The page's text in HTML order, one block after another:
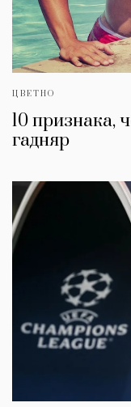
ЦВЕТНО
10 признака,
гадняр